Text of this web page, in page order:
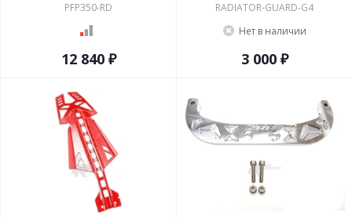
PFP350-RD
12 840 ₽
RADIATOR-GUARD-G4
Нет в наличии
3 000 ₽